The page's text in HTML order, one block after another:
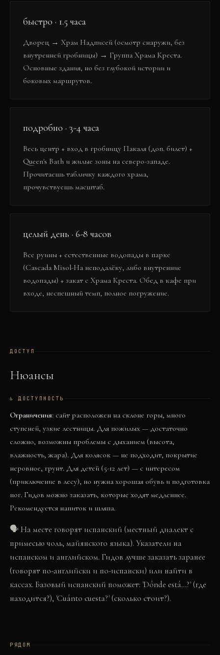
быстро · 1.5 часа
Дворец → Храм Надписей (осмотр снаружи, без
внутренней гробницы) → Группа Храма Креста.
Основные здания, но без глубокой истории и
боковых маршрутов.
подробно · 3-4 часа
Весь центр + вход в гробницу Пакаля (доп. билет) +
Queen's Bath и жилые зоны на северо-западе.
Прочитаешь табличку каждого храма,
прочувствуешь масштаб.
целый день · 6-8 часов
Все руины + естественные водопады в парке
(Cascada Misol-Ha неподалёку, либо внутренние
водопады) + закат с Храма Креста. Обед в кафе при
входе, неспешный темп, полное погружение.
ДОСТУП
Нюансы
♿ ДОСТУПНОСТЬ
Ограничения: сайт расположен на склоне горы, много
ступеней, узкие лестницы. Для пожилых — достаточно
сложно, возможны проблемы с дыханием (высота,
влажность, жара). Для колясок — не подходит, покрытие
неровное, грунт. Для детей (5-12 лет) — с интересом
(приключение в лесу), но нужна хорошая обувь и подготовка
ног. Гидов можно заказать, которые ходят медленнее.
Рекомендуется напиток и шляпа.
🗣На месте говорят испанский (местный диалект с
примесью чоль, майянского языка). Указатели на
испанском и английском. Гидов лучше заказать заранее
(говорят по-английски и по-испански) или найти в
кассах. Базовый испанский поможет: 'Dónde está...?' (где
находится?), 'Cuánto cuesta?' (сколько стоит?).
РЯДОМ